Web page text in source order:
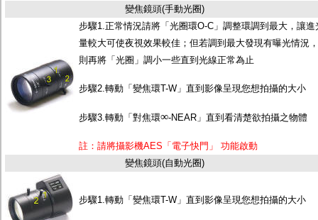
變焦鏡頭(手動光圈)
步驟1.正常情況請將「光圈環O-C」調整環調到最大，讓進
量較大可使夜視效果較佳；但若調到最大發現有曝光情況，
則再將「光圈」調小一些直到光線正常為止
步驟2.轉動「變焦環T-W」直到影像呈現您想拍攝的大小
步驟3.轉動「對焦環∞-NEAR」直到看清楚欲拍攝之物體
註：請將攝影機AES「電子快門」 功能啟動
變焦鏡頭(自動光圈)
步驟1.轉動「變焦環T-W」直到影像呈現您想拍攝的大小